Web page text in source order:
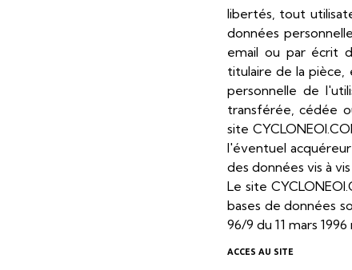
libertés, tout
données
email ou par écrit
titulaire de la pièce,
personnelle de
transférée, cédée
site
l'éventuel
des données vis à
Le site
bases de données
96/9 du 11 mars
ACCES AU SITE